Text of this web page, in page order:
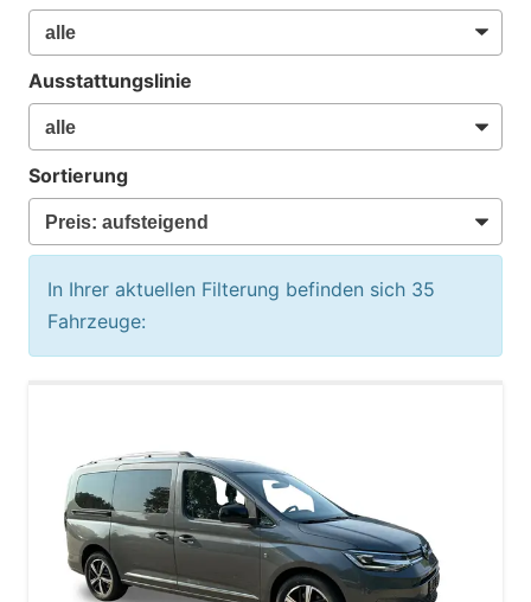
Ausstattungslinie
Sortierung
In Ihrer aktuellen Filterung befinden sich 35
Fahrzeuge: